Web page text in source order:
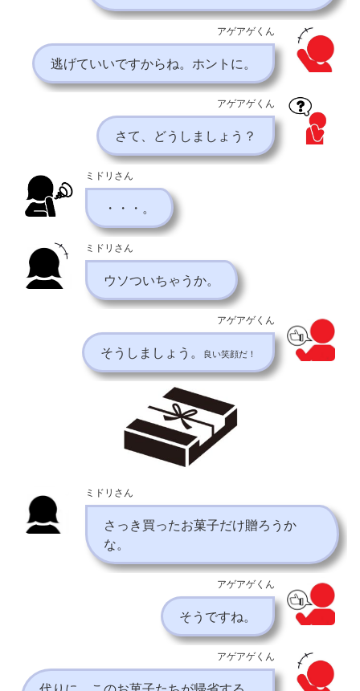
アゲアゲくん
逃げていいですからね。ホントに。
アゲアゲくん
さて、どうしましょう？
ミドリさん
・・・。
ミドリさん
ウソついちゃうか。
アゲアゲくん
そうしましょう。 良い笑顔だ！
ミドリさん
さっき買ったお菓子だけ贈ろうか
な。
アゲアゲくん
そうですね。
アゲアゲくん